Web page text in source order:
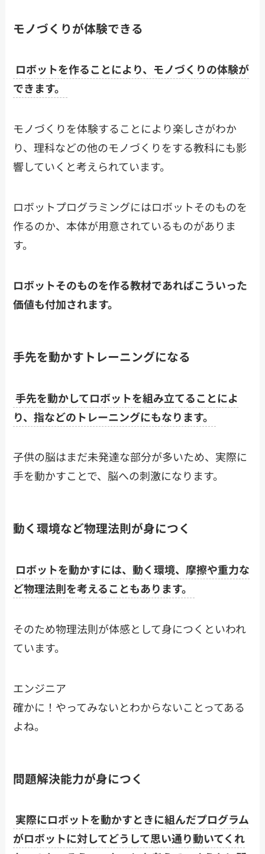
モノづくりが体験できる
ロボットを作ることにより、モノづくりの体験が
できます。
モノづくりを体験することにより楽しさがわか
り、理科などの他のモノづくりをする教科にも影
響していくと考えられています。
ロボットプログラミングにはロボットそのものを
作るのか、本体が用意されているものがありま
す。
ロボットそのものを作る教材であればこういった
価値も付加されます。
手先を動かすトレーニングになる
手先を動かしてロボットを組み立てることによ
り、指などのトレーニングにもなります。
子供の脳はまだ未発達な部分が多いため、実際に
手を動かすことで、脳への刺激になります。
動く環境など物理法則が身につく
ロボットを動かすには、動く環境、摩擦や重力な
ど物理法則を考えることもあります。
そのため物理法則が体感として身につくといわれ
ています。
エンジニア
確かに！やってみないとわからないことってある
よね。
問題解決能力が身につく
実際にロボットを動かすときに組んだプログラム
がロボットに対してどうして思い通り動いてくれ